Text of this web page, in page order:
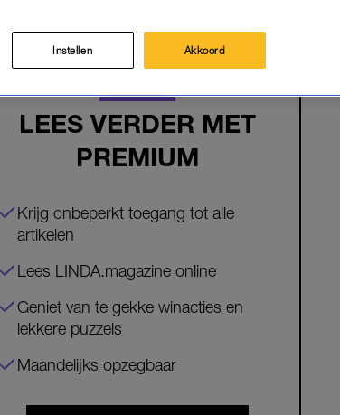
LEES VERDER MET
PREMIUM
Krijg onbeperkt toegang tot alle
artikelen
Lees LINDA.magazine online
Geniet van te gekke winacties en
lekkere puzzels
Maandelijks opzegbaar
Instellen Akkoord